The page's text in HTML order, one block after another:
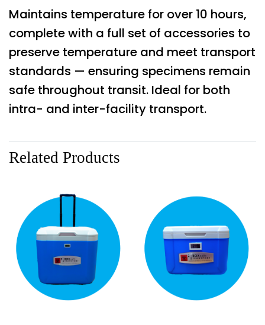
Maintains temperature for over 10 hours,
complete with a full set of accessories to
preserve temperature and meet transport
standards — ensuring specimens remain
safe throughout transit. Ideal for both
intra- and inter-facility transport.
Related Products